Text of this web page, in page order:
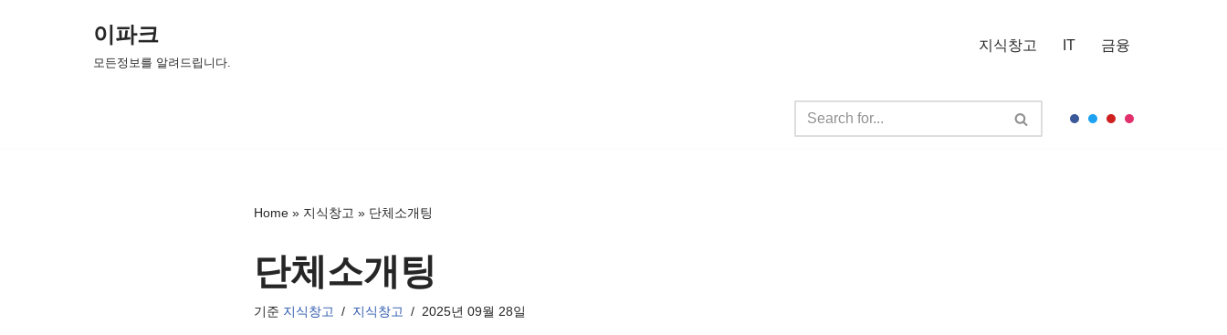
이파크
모든정보를 알려드립니다.
지식창고 IT 금융
Home» 지식창고 » 단체소개팅
단체소개팅
기준 지식창고 지식창고 2025년 09월 28일